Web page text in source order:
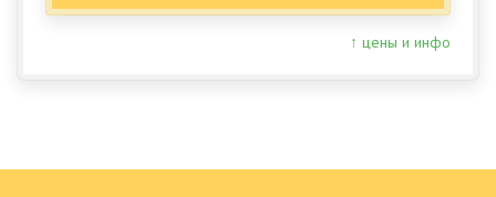
↑ цены и инфо